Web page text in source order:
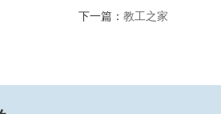
下一篇： 教工之家